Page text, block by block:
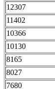
12307
11402
10366
10130
8165
8027
7680